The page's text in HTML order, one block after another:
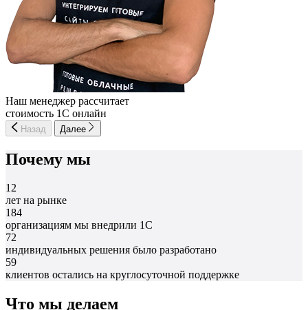
Наш менеджер рассчитает
стоимость 1С онлайн
Назад Далее
Почему мы
12
лет на рынке
184
организациям мы внедрили 1С
72
индивидуальных решения было разработано
59
клиентов остались на круглосуточной поддержке
Что мы делаем